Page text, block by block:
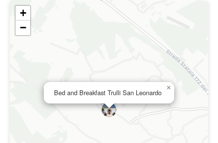
Bed and Breakfast Trulli San Leonardo
×
+
−